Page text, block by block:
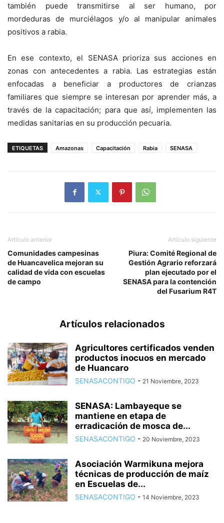
también puede transmitirse al ser humano, por
mordeduras de murciélagos y/o al manipular animales
positivos a rabia.
En ese contexto, el SENASA prioriza sus acciones en
zonas con antecedentes a rabia. Las estrategias están
enfocadas a beneficiar a productores de crianzas
familiares que siempre se interesan por aprender más, a
través de la capacitación; para que así, implementen las
medidas sanitarias en su producción pecuaria.
ETIQUETAS Amazonas Capacitación Rabia SENASA
Artículo anterior
Comunidades campesinas
de Huancavelica mejoran su
calidad de vida con escuelas
de campo
Artículo siguiente
Piura: Comité Regional de
Gestión Agrario reforzará
plan ejecutado por el
SENASA para la contención
del Fusarium R4T
Artículos relacionados
Agricultores certificados venden
productos inocuos en mercado
de Huancaro
SENASACONTIGO - 21 Noviembre, 2023
SENASA: Lambayeque se
mantiene en etapa de
erradicación de mosca de...
SENASACONTIGO - 20 Noviembre, 2023
Asociación Warmikuna mejora
técnicas de producción de maíz
en Escuelas de...
SENASACONTIGO - 14 Noviembre, 2023